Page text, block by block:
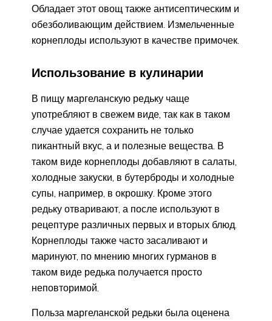
Обладает этот овощ также антисептическим и
обезболивающим действием. Измельченные
корнеплоды используют в качестве примочек.
Использование в кулинарии
В пищу маргеланскую редьку чаще
употребляют в свежем виде, так как в таком
случае удается сохранить не только
пикантный вкус, а и полезные вещества. В
таком виде корнеплоды добавляют в салаты,
холодные закуски, в бутерброды и холодные
супы, например, в окрошку. Кроме этого
редьку отваривают, а после используют в
рецептуре различных первых и вторых блюд.
Корнеплоды также часто засаливают и
маринуют, по мнению многих гурманов в
таком виде редька получается просто
неповторимой.
Польза маргеланской редьки была оценена